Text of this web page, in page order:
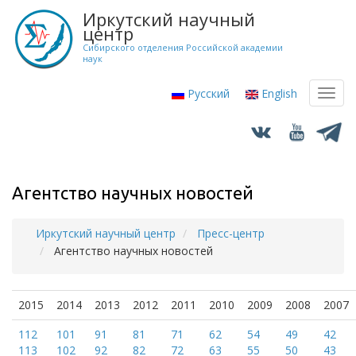
Перейти
основному
содержанию
Иркутский научный
центр
Сибирского отделения Российской академии
наук
Русский English
Агентство научных новостей
Строка
Иркутский научный центр
Пресс-центр
Агентство научных новостей
2015 2014 2013 2012 2011 2010 2009 2008
2007
112
113
101
102
91
92
81
82
71
72
62
63
54
55
49
50
42
43